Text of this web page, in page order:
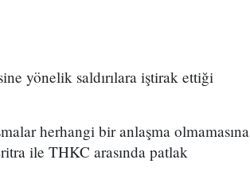
yönelik saldırılara iştirak ettiği
herhangi bir anlaşma olmamasına
ile THKC arasında patlak